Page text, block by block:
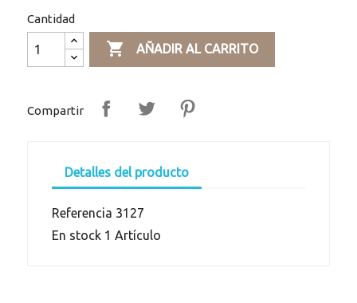
Cantidad
 AÑADIR AL CARRITO
Compartir
Detalles del producto
Referencia 3127
En stock 1 Artículo